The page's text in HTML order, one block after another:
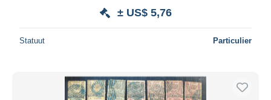
± US$ 5,76
Statuut Particulier